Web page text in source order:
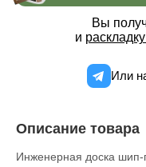
Вы
и
Или
Описание товара
Инженерная доска шип-